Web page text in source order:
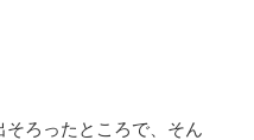
ろったところで、そん